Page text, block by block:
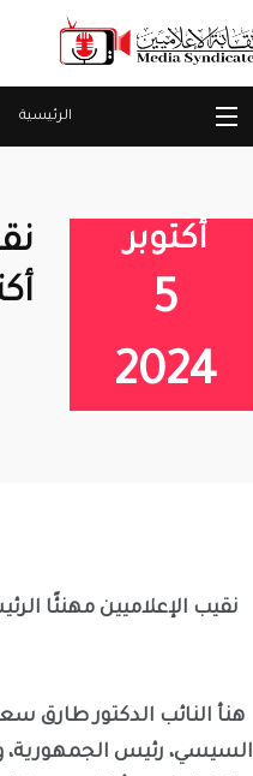
الرئيسية
أكتوبر
5
2024
نقيب الإعلاميين مهنئًا
هنأ النائب الدكتور طارق
السيسي، رئيس الجمهورية،